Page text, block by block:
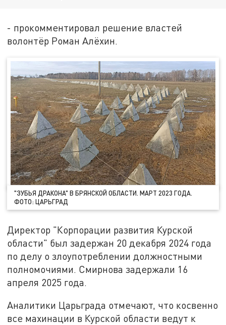
- прокомментировал решение властей
волонтёр Роман Алёхин.
"ЗУБЬЯ ДРАКОНА" В БРЯНСКОЙ ОБЛАСТИ. МАРТ 2023 ГОДА.
ФОТО: ЦАРЬГРАД
Директор "Корпорации развития Курской
области" был задержан 20 декабря 2024 года
по делу о злоупотреблении должностными
полномочиями. Смирнова задержали 16
апреля 2025 года.
Аналитики Царьграда отмечают, что косвенно
все махинации в Курской области ведут к